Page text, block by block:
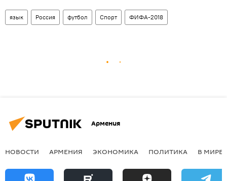
язык Россия футбол Спорт ФИФА-2018
Армения
НОВОСТИ АРМЕНИЯ ЭКОНОМИКА ПОЛИТИКА В МИРЕ